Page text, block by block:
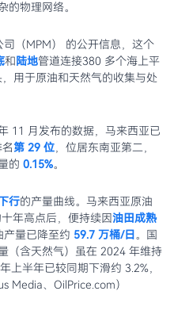
的物理网络。
（MPM） 的公开信息，这个
和陆地管道连接380 多个海上平
用于原油和天然气的收集与处
11 月发布的数据，马来西亚已
名第 29 位 ，位居东南亚第二，
的 0.15%。
行的产量曲线。马来西亚原油
十年高点后，便持续因油田成熟
量已降至约 59.7 万桶/日。国
（含天然气）虽在 2024 年维持
上半年已较同期下滑约 3.2%，
Media、OilPrice.com）